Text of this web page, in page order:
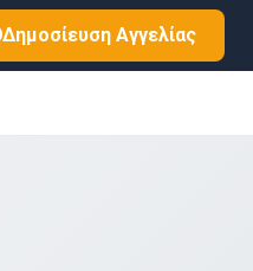
Δημοσίευση Αγγελίας